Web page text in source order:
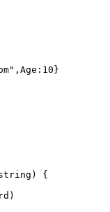
,Age: 10}
) {